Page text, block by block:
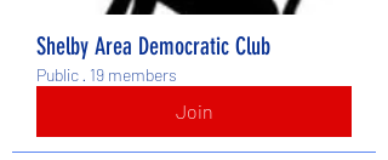
Shelby Area Democratic Club
Public · 19 members
Join